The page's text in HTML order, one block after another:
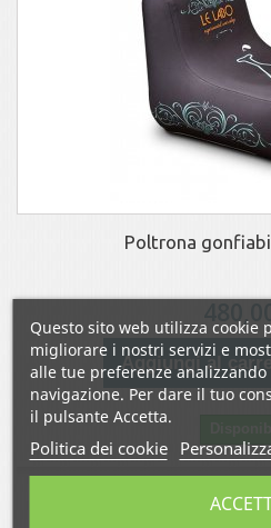
Poltrona
Aggiungi al
Questo sito web utilizza
migliorare i nostri servizi e
alle tue preferenze
navigazione. Per dare il tuo
il pulsante Accetta.
Politica dei cookie